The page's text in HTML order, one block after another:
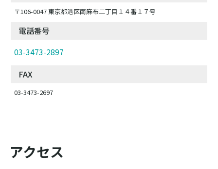
〒106-0047 東京都港区南麻布二丁目１４番１７号
電話番号
03-3473-2897
FAX
03-3473-2697
アクセス